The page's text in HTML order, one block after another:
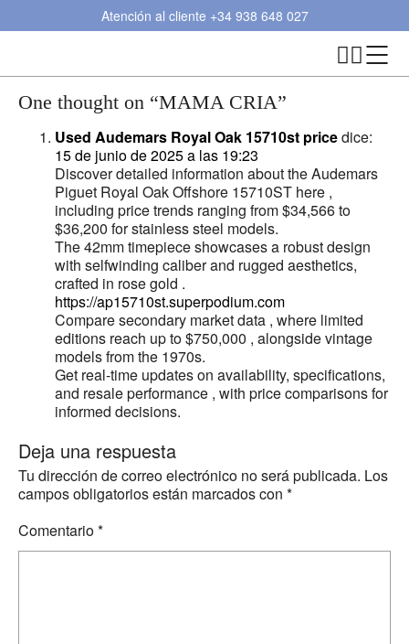
Atención al cliente +34 938 648 027
One thought on “MAMA CRIA”
Used Audemars Royal Oak 15710st pricedice:
15 de junio de 2025 a las 19:23
Discover detailed information about the Audemars
Piguet Royal Oak Offshore 15710ST here ,
including price trends ranging from $34,566 to
$36,200 for stainless steel models.
The 42mm timepiece showcases a robust design
with selfwinding caliber and rugged aesthetics,
crafted in rose gold .
https://ap15710st.superpodium.com
Compare secondary market data , where limited
editions reach up to $750,000 , alongside vintage
models from the 1970s.
Get real-time updates on availability, specifications,
and resale performance , with price comparisons for
informed decisions.
Deja una respuesta
Tu dirección de correo electrónico no será publicada. Los
campos obligatorios están marcados con *
Comentario*